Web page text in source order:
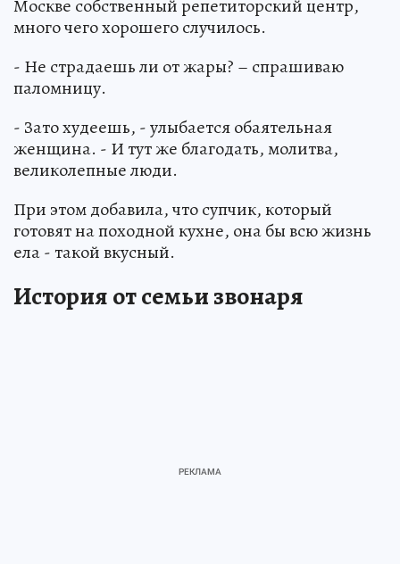
Москве собственный репетиторский центр,
много чего хорошего случилось.
- Не страдаешь ли от жары? – спрашиваю
паломницу.
- Зато худеешь, - улыбается обаятельная
женщина. - И тут же благодать, молитва,
великолепные люди.
При этом добавила, что супчик, который
готовят на походной кухне, она бы всю жизнь
ела - такой вкусный.
История от семьи звонаря